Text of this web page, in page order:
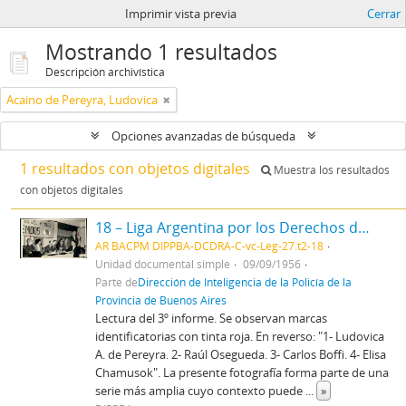
Imprimir vista previa Cerrar
Mostrando 1 resultados
Descripción archivística
Acaino de Pereyra, Ludovica
Opciones avanzadas de búsqueda
1 resultados con objetos digitales
Muestra los resultados
con objetos digitales
18 – Liga Argentina por los Derechos del Hombre - Asamblea gral. de filiales y conferencia
AR BACPM DIPPBA-DCDRA-C-vc-Leg-27.t2-18
Unidad documental simple
09/09/1956
Parte deDirección de Inteligencia de la Policía de la
Provincia de Buenos Aires
Lectura del 3º informe. Se observan marcas
identificatorias con tinta roja. En reverso: "1- Ludovica
A. de Pereyra. 2- Raúl Osegueda. 3- Carlos Boffi. 4- Elisa
Chamusok". La presente fotografía forma parte de una
serie más amplia cuyo contexto puede ... »